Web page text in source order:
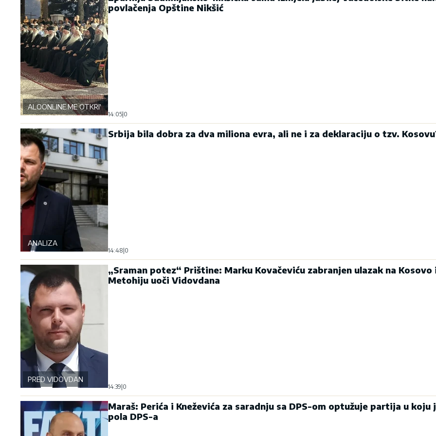
ALOONLINE.ME OTKRIVA
povlačenja Opštine Nikšić
14:05 0
ANALIZA
Srbija bila dobra za dva miliona evra, ali ne i za deklaraciju o tzv.
14:48 0
PRED VIDOVDAN
„Sraman potez“ Prištine: Marku Kovačeviću zabranjen ulazak na Kosovo
Metohiju uoči Vidovdana
14:39 0
Maraš: Perića i Kneževića za saradnju sa DPS-om optužuje partija u koju
pola DPS-a